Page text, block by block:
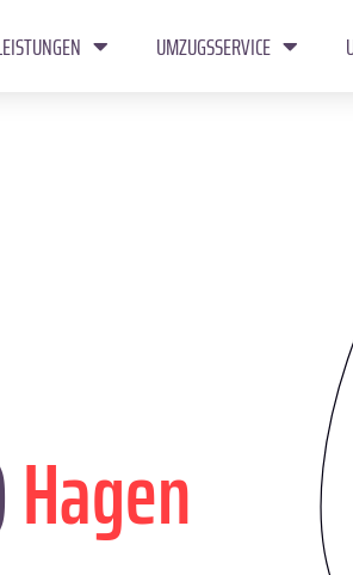
UMZUGSSERVICE
Hagen